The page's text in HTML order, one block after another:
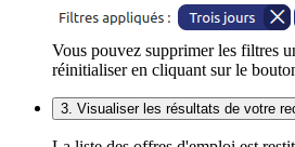
Vous pouvez supprimer les filtres
réinitialiser en cliquant sur le
3. Visualiser les résultats de votre